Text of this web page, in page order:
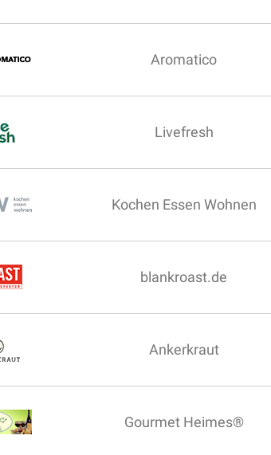
Aromatico
Livefresh
Kochen Essen Wohnen
blankroast.de
Ankerkraut
Gourmet Heimes®